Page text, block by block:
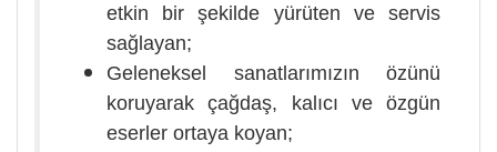
etkin bir şekilde yürüten ve servis
sağlayan;
Geleneksel sanatlarımızın özünü
koruyarak çağdaş, kalıcı ve özgün
eserler ortaya koyan;